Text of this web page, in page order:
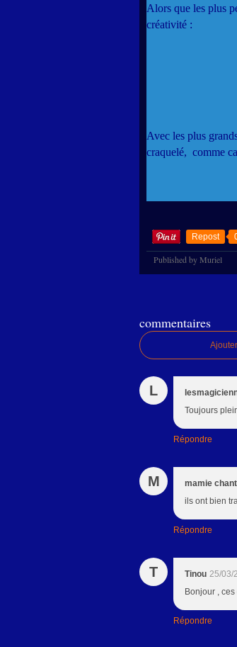
Alors que les plus
créativité :
Avec les plus
craquelé, comme
Repost
Published by Muriel
commentaires
L
Toujours
Répondre
M mamie
ils ont bien
Répondre
T Tinou 25/03/
Bonjour ,
Répondre